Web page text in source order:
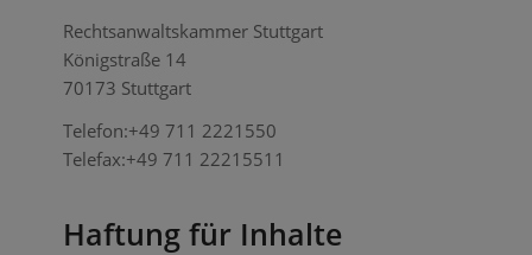
Rechtsanwaltskammer Stuttgart
Königstraße 14
70173 Stuttgart
Telefon:+49 711 2221550
Telefax:+49 711 22215511
Haftung für Inhalte